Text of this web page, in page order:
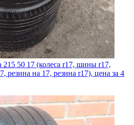
50 17 (колеса r17, шины r17,
резина на 17, резина r17), цена за 4